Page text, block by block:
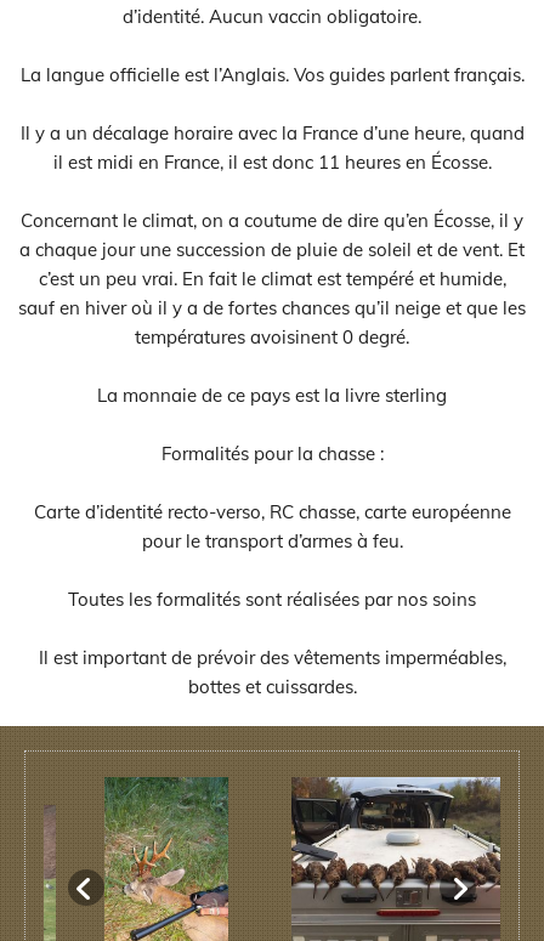
d’identité. Aucun vaccin obligatoire.
La langue officielle est l’Anglais. Vos guides parlent français.
Il y a un décalage horaire avec la France d’une heure, quand
il est midi en France, il est donc 11 heures en Écosse.
Concernant le climat, on a coutume de dire qu’en Écosse, il y
a chaque jour une succession de pluie de soleil et de vent. Et
c’est un peu vrai. En fait le climat est tempéré et humide,
sauf en hiver où il y a de fortes chances qu’il neige et que les
températures avoisinent 0 degré.
La monnaie de ce pays est la livre sterling
Formalités pour la chasse :
Carte d’identité recto-verso, RC chasse, carte européenne
pour le transport d’armes à feu.
Toutes les formalités sont réalisées par nos soins
Il est important de prévoir des vêtements imperméables,
bottes et cuissardes.